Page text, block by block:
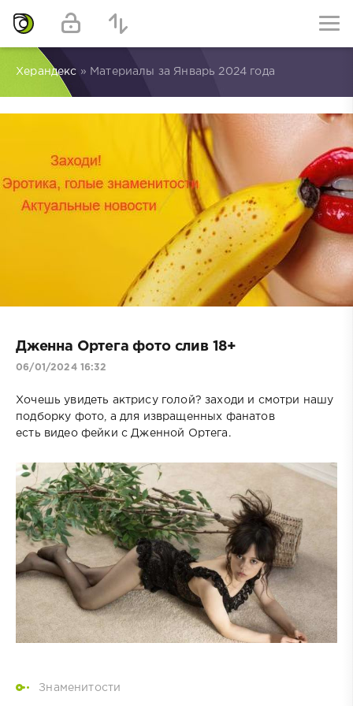
Херандекс » Материалы за Январь 2024 года
Дженна Ортега фото слив 18+
06/01/2024 16:32
Хочешь увидеть актрису голой? заходи и смотри нашу
подборку фото, а для извращенных фанатов
есть видео фейки с Дженной Ортега.
Знаменитости